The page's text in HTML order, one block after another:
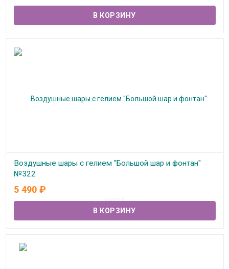
Воздушные шары с гелием "Большой шар и фонтан"
№322
В наличии
5 490 ₽